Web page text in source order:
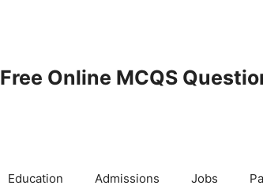
Free Online MCQS
Education Admissions Jobs